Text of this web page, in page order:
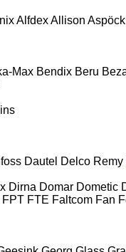
AlfdexAllison Aspöck
Max Bendix Beru
Dautel Delco Remy
Dirna Domar Dometic
FPT FTE Faltcom Fan